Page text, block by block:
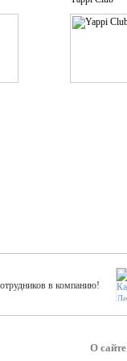
в компанию!
выезде на мероприятие!О сайте